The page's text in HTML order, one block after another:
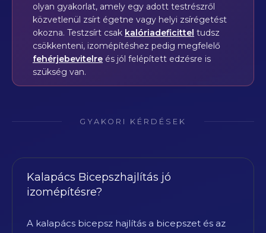
olyan gyakorlat, amely egy adott testrészről
közvetlenül zsírt égetne vagy helyi zsírégetést
okozna. Testzsírt csak kalóriadeficittel tudsz
csökkenteni, izomépítéshez pedig megfelelő
fehérjebevitelre és jól felépített edzésre is
szükség van.
GYAKORI KÉRDÉSEK
Kalapács Bicepszhajlítás jó
izomépítésre?
A kalapács bicepsz hajlítás a bicepszet és az